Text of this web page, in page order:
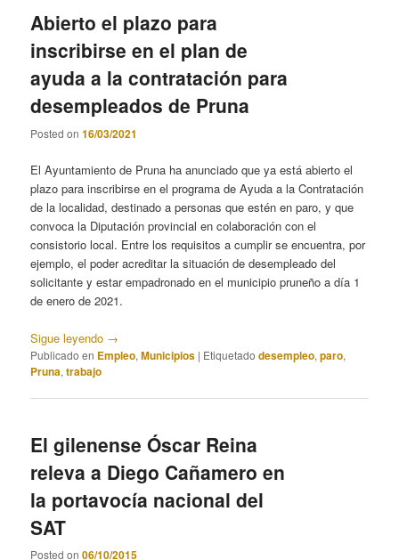
Abierto el plazo para
inscribirse en el plan de
ayuda a la contratación para
desempleados de Pruna
Posted on16/03/2021
El Ayuntamiento de Pruna ha anunciado que ya está abierto el
plazo para inscribirse en el programa de Ayuda a la Contratación
de la localidad, destinado a personas que estén en paro, y que
convoca la Diputación provincial en colaboración con el
consistorio local. Entre los requisitos a cumplir se encuentra, por
ejemplo, el poder acreditar la situación de desempleado del
solicitante y estar empadronado en el municipio pruneño a día 1
de enero de 2021.
Sigue leyendo →
Publicado en Empleo,Municipios | Etiquetado desempleo,paro,
Pruna,trabajo
El gilenense Óscar Reina
releva a Diego Cañamero en
la portavocía nacional del
SAT
Posted on06/10/2015